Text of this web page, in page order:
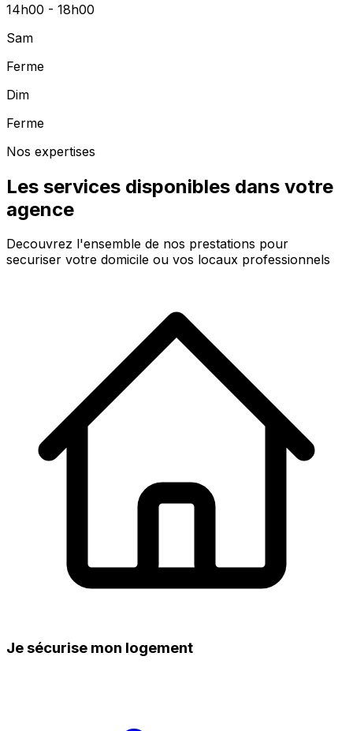
14h00 - 18h00
Sam
Ferme
Dim
Ferme
Nos expertises
Les services disponibles dans votre
agence
Decouvrez l'ensemble de nos prestations pour
securiser votre domicile ou vos locaux professionnels
Je sécurise mon logement